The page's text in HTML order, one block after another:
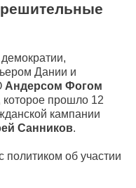
Дании и
Андерсом Фогом
прошло 12
кампании
Санников.
политиком об участии